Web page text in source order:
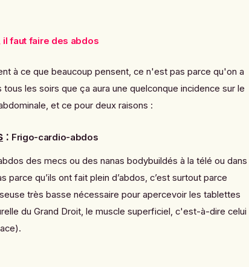
il faut faire des abdos
à ce que beaucoup pensent, ce n'est pas parce qu'on a
les soirs que ça aura une quelconque incidence sur le
et ce pour deux raisons :
: Frigo-cardio-abdos
des mecs ou des nanas bodybuildés à la télé ou dans
parce qu’ils ont fait plein d’abdos, c’est surtout parce
très basse nécessaire pour apercevoir les tablettes
du Grand Droit, le muscle superficiel, c'est-à-dire celui
).